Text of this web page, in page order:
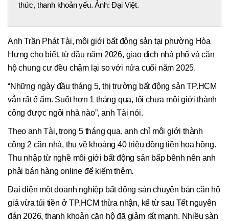
thức, thanh khoản yếu. Ảnh: Đại Việt.
Anh Trần Phát Tài, môi giới bất động sản tại phường Hòa
Hưng cho biết, từ đầu năm 2026, giao dịch nhà phố và căn
hộ chung cư đều chậm lại so với nửa cuối năm 2025.
“Những ngày đầu tháng 5, thị trường bất động sản TP.HCM
vẫn rất ế ẩm. Suốt hơn 1 tháng qua, tôi chưa môi giới thành
công được ngôi nhà nào”, anh Tài nói.
Theo anh Tài, trong 5 tháng qua, anh chỉ môi giới thành
công 2 căn nhà, thu về khoảng 40 triệu đồng tiền hoa hồng.
Thu nhập từ nghề môi giới bất động sản bấp bênh nên anh
phải bán hàng online để kiếm thêm.
Đại diện một doanh nghiệp bất động sản chuyên bán căn hộ
giá vừa túi tiền ở TP.HCM thừa nhận, kể từ sau Tết nguyên
đán 2026, thanh khoản căn hộ đã giảm rất mạnh. Nhiều sàn